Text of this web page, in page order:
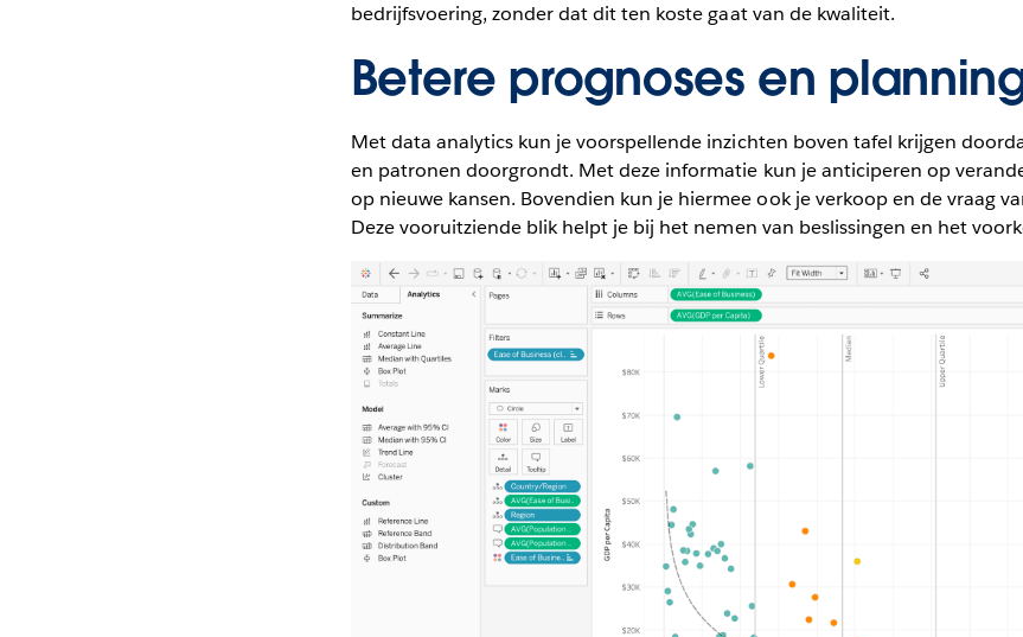
bedrijfsvoering, zonder dat dit ten koste gaat van de kwaliteit.
Betere prognoses en
Met data analytics kun je voorspellende inzichten boven tafel krijgen
en patronen doorgrondt. Met deze informatie kun je anticiperen op
op nieuwe kansen. Bovendien kun je hiermee ook je verkoop en de vraag
Deze vooruitziende blik helpt je bij het nemen van beslissingen en het